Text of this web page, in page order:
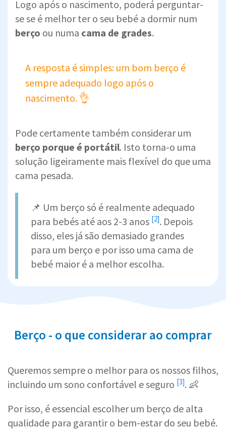
Logo após o nascimento, poderá perguntar-
se se é melhor ter o seu bebé a dormir num
berço ou numa cama de grades.
A resposta é simples: um bom berço é
sempre adequado logo após o
nascimento. 👌
Pode certamente também considerar um
berço porque é portátil. Isto torna-o uma
solução ligeiramente mais flexível do que uma
cama pesada.
📌 Um berço só é realmente adequado
para bebés até aos 2-3 anos [2]. Depois
disso, eles já são demasiado grandes
para um berço e por isso uma cama de
bebé maior é a melhor escolha.
Berço - o que considerar ao comprar
Queremos sempre o melhor para os nossos filhos,
incluindo um sono confortável e seguro [3]. 👶
Por isso, é essencial escolher um berço de alta
qualidade para garantir o bem-estar do seu bebé.